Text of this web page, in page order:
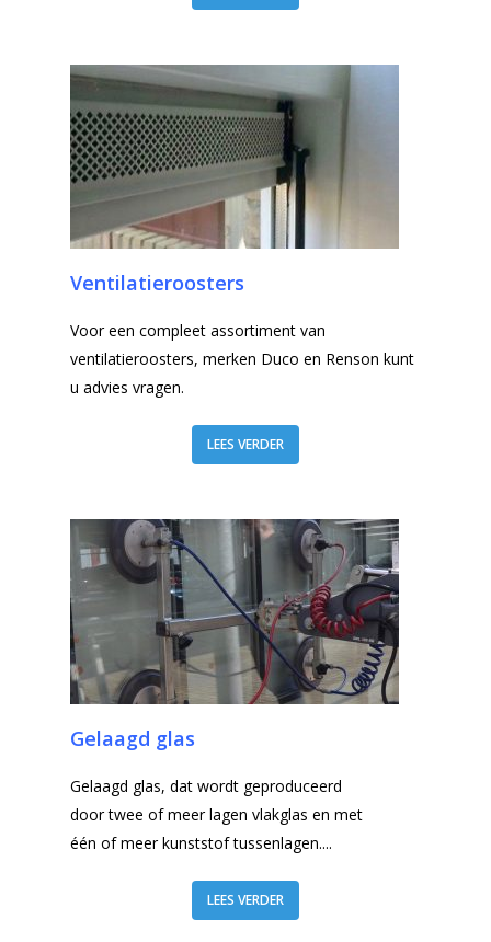
Ventilatieroosters
Voor een compleet assortiment van
ventilatieroosters, merken Duco en Renson kunt
u advies vragen.
LEES VERDER
Gelaagd glas
Gelaagd glas, dat wordt geproduceerd
door twee of meer lagen vlakglas en met
één of meer kunststof tussenlagen....
LEES VERDER